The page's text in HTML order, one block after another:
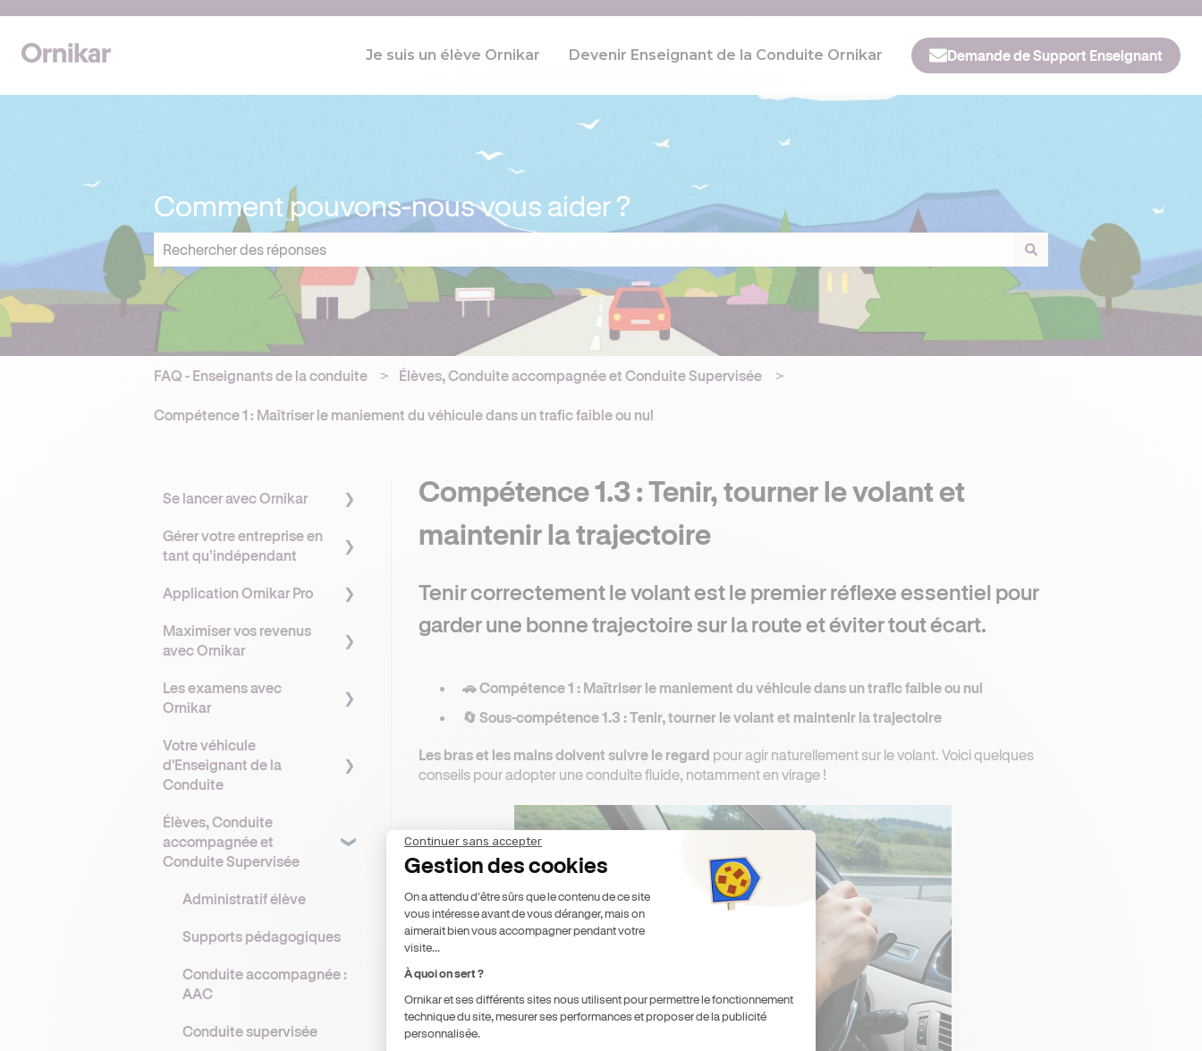
Je suis un élève Ornikar Devenir Enseignant de la Conduite Ornikar Demande de Support Enseignant
Comment pouvons-nous vous aider ?
Il n'y a aucune suggestion car le champ de recherche est vide.
FAQ - Enseignants de la conduite Élèves, Conduite accompagnée et Conduite Supervisée
Compétence 1 : Maîtriser le maniement du véhicule dans un trafic faible ou nul
Compétence 1.3 : Tenir, tourner le volant et
maintenir la trajectoire
Tenir correctement le volant est le premier réflexe essentiel pour
garder une bonne trajectoire sur la route et éviter tout écart.
🚗 Compétence 1 : Maîtriser le maniement du véhicule dans un trafic faible ou nul
🔄 Sous-compétence 1.3 : Tenir, tourner le volant et maintenir la trajectoire
Les bras et les mains doivent suivre le regard pour agir naturellement sur le volant. Voici quelques
conseils pour adopter une conduite fluide, notamment en virage !
Se lancer avec Ornikar
Comprendre Ornikar
administratives
Assurance &
Réglementation
Financement
Gérer votre entreprise en
tant qu’indépendant
Gérer votre entreprise
Protection sociale &
Prévoyance
Matériel & Outils
Sécurité
Application Ornikar Pro
Découvrir l'application
Ornikar Partners
Gérer votre planning
élèves
La Gestion des examens
Mon compte
Les notifications
Maximiser vos revenus
avec Ornikar
Comprendre vos revenus
avec Ornikar
Les primes et bonus
Ornikar
maximiser ses revenus
Bien organiser son
son remplissage
Fidéliser ses élèves
Optimiser votre profil
enseignant pour attirer
Les examens avec
Ornikar
Comprendre le
fonctionnement des
examens
Demande et gestion des
places d’examen
élèves à l’examen
Votre véhicule
d'Enseignant de la
Conduite
Flotte Ornikar
Comment obtenir votre
commande ?
L'entretien de votre
Réglementation des
Élèves, Conduite
accompagnée et
Conduite Supervisée
Administratif élève
Supports pédagogiques
Conduite accompagnée :
AAC
Conduite supervisée
Continuer sans accepter
Gestion des cookies
Plateforme de Gestion du Consentement : Personnalisez vos Options
On a attendu d'être sûrs que le contenu de ce site
vous intéresse avant de vous déranger, mais on
aimerait bien vous accompagner pendant votre
visite...
À quoi on sert ?
Ornikar et ses différents sites nous utilisent pour permettre le fonctionnement
technique du site, mesurer ses performances et proposer de la publicité
personnalisée.